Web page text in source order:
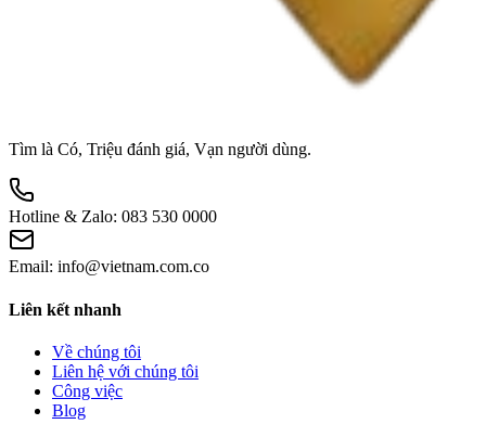
Tìm là Có, Triệu đánh giá, Vạn người dùng.
Hotline & Zalo: 083 530 0000
Email: info@vietnam.com.co
Liên kết nhanh
Về chúng tôi
Liên hệ với chúng tôi
Công việc
Blog